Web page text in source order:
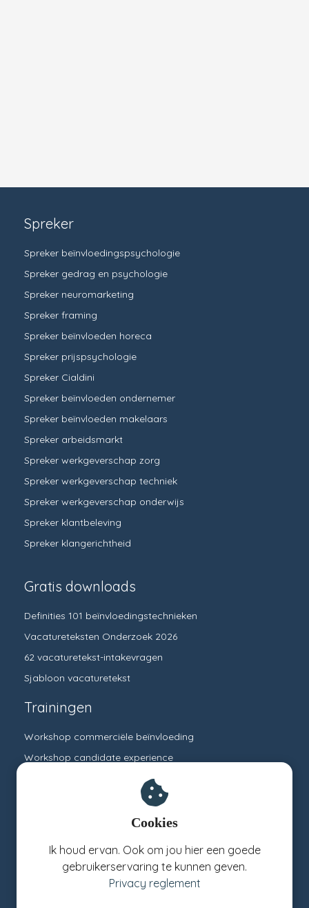
Spreker
Spreker beïnvloedingspsychologie
Spreker gedrag en psychologie
Spreker neuromarketing
Spreker framing
Spreker beïnvloeden horeca
Spreker prijspsychologie
Spreker Cialdini
Spreker beïnvloeden ondernemer
Spreker beïnvloeden makelaars
Spreker arbeidsmarkt
Spreker werkgeverschap zorg
Spreker werkgeverschap techniek
Spreker werkgeverschap onderwijs
Spreker klantbeleving
Spreker klangerichtheid
Gratis downloads
Definities 101 beïnvloedingstechnieken
Vacatureteksten Onderzoek 2026
62 vacaturetekst-intakevragen
Sjabloon vacaturetekst
Trainingen
Workshop commerciële beïnvloeding
Workshop candidate experience
Training vacatureteksten schrijven
Training neurocopywriting
Training overtuigend communiceren
En dit nog
Cookies
Ik houd ervan. Ook om jou hier een goede
gebruikerservaring te kunnen geven.
Privacy reglement